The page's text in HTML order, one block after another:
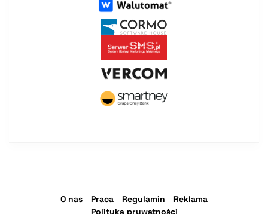
O nas Praca Regulamin
Reklama
Polityka prywatności